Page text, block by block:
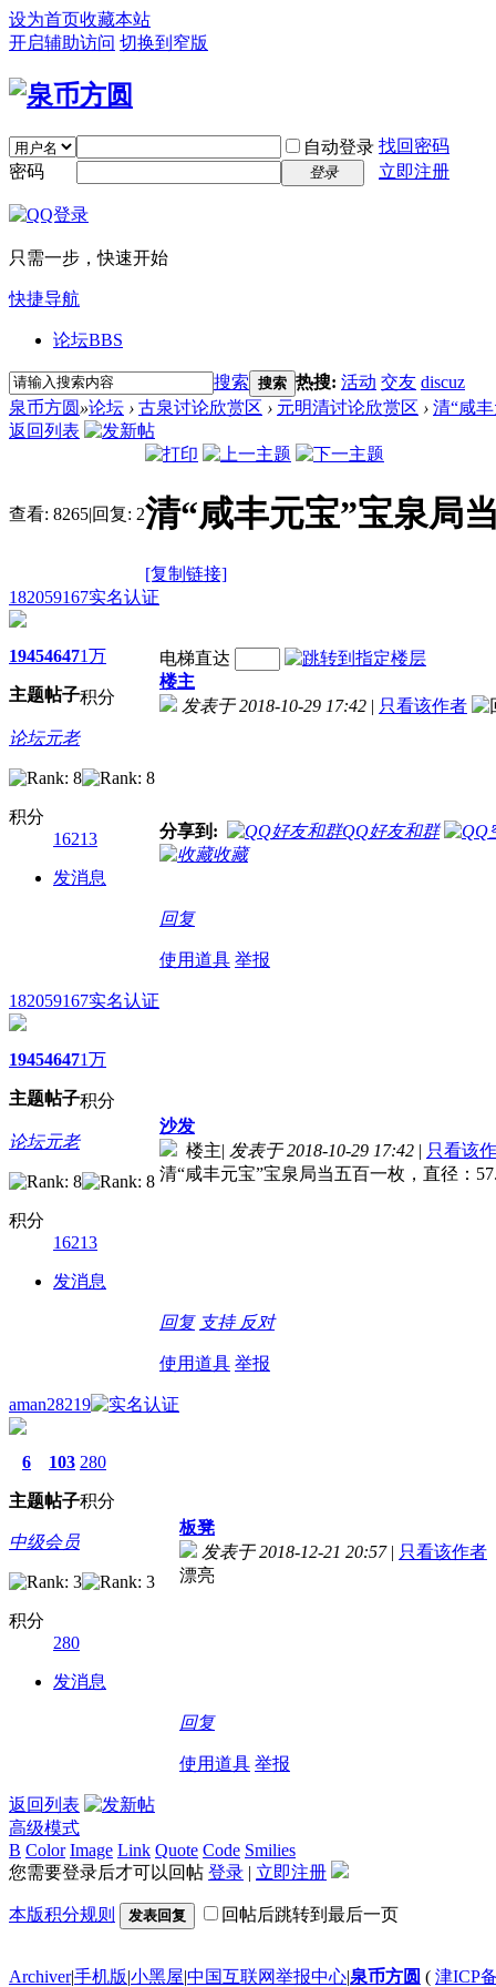
设为首页收藏本站
开启辅助访问 切换到窄版
自动登录 找回密码
密码
登录 立即注册
只需一步，快速开始
快捷导航
论坛BBS
搜索 搜索 热搜: 活动 交友 discuz
泉币方圆 »论坛 › 古泉讨论欣赏区 › 元明清讨论欣赏区 › 清“咸
返回列表
查看: 8265|回复: 2清“咸丰元宝”宝泉局
[复制链接]
182059167实名认证
1945
主题
4647
帖子
1万
积分
论坛元老
积分
16213
发消息
电梯直达
楼主
发表于 2018-10-29 17:42 | 只看该作者
分享到:
QQ好友和群
收藏
回复
使用道具 举报
182059167实名认证
1945
主题
4647
帖子
1万
积分
论坛元老
积分
16213
发消息
沙发
楼主| 发表于 2018-10-29 17:42 | 只看该
清“咸丰元宝”宝泉局当五百一枚，直径：
回复 支持 反对
使用道具 举报
aman28219
6
主题
103
帖子
280
积分
中级会员
积分
280
发消息
板凳
发表于 2018-12-21 20:57 | 只看该作者
漂亮
回复
使用道具 举报
返回列表
高级模式
B Color Image Link Quote Code Smilies
您需要登录后才可以回帖 登录 | 立即注册
本版积分规则 发表回复 回帖后跳转到最后一页
Archiver|手机版|小黑屋|中国互联网举报中心|泉币方圆 ( 津ICP